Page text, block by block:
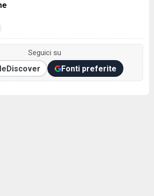
Seguici su
Discover Fonti preferite